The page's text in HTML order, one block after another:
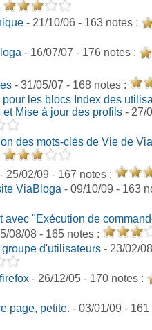
- 21/10/06 - 163 notes :
- 16/07/07 - 176 notes :
- 31/05/07 - 168 notes :
les blocs Index des
Mise à jour des profils - 27/
des mots-clés de Vie de
- 25/02/09 - 167 notes :
ViaBloga - 09/10/09 - 163
avec "Exécution de
08/08 - 165 notes :
d'utilisateurs - 23/02/
- 26/12/05 - 170 notes :
page, petite. - 03/01/09 -